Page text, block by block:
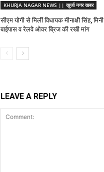
KHURJA NAGAR NEWS || खुर्जा नगर खबर
सीएम योगी से मिलीं विधायक मीनाक्षी सिंह, मिनी
बाईपास व रेलवे ओवर ब्रिज की रखी मांग
LEAVE A REPLY